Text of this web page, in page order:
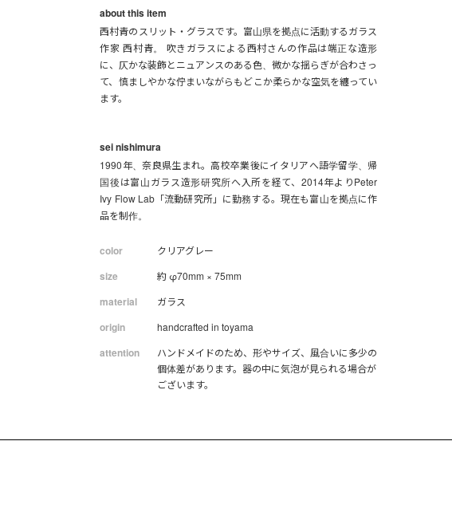
about this item
西村青のスリット・グラスです。富山県を拠点に活動するガラス
作家 西村青。 吹きガラスによる西村さんの作品は端正な造形
に、仄かな装飾とニュアンスのある色、微かな揺らぎが合わさっ
て、慎ましやかな佇まいながらもどこか柔らかな空気を纏ってい
ます。
sei nishimura
1990年、奈良県生まれ。高校卒業後にイタリアへ語学留学、帰
国後は富山ガラス造形研究所へ入所を経て、2014年よりPeter
Ivy Flow Lab「流動研究所」に勤務する。現在も富山を拠点に作
品を制作。
color クリアグレー
size 約 φ70mm × 75mm
material ガラス
origin handcrafted in toyama
attention
ハンドメイドのため、形やサイズ、風合いに多少の
個体差があります。器の中に気泡が見られる場合が
ございます。